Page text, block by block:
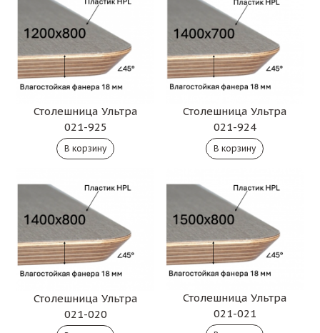
Столешница Ультра
021-925
Столешница Ультра
021-924
Столешница Ультра
021-020
Столешница Ультра
021-021